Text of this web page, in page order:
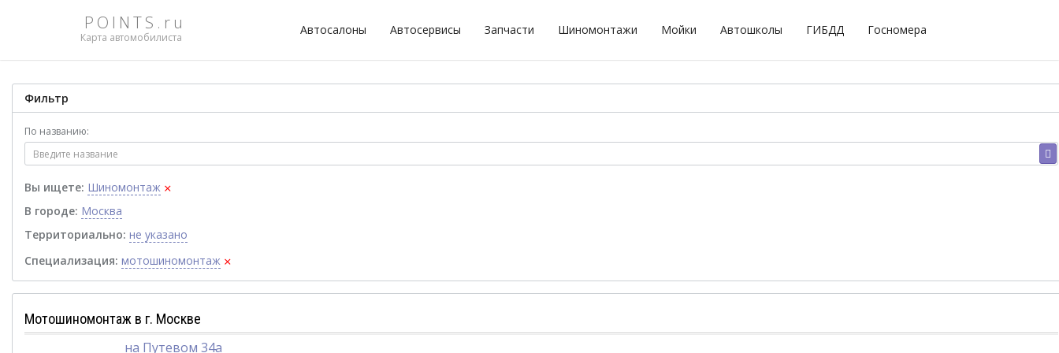
POINTS.ru
Карта автомобилиста
Автосалоны Автосервисы Запчасти Шиномонтажи Мойки Автошколы ГИБДД Госномера
Фильтр
По названию:
Вы ищете: Шиномонтаж ×
В городе: Москва
Территориально: не указано
Специализация: мотошиномонтаж ×
Мотошиномонтаж в г. Москве
на Путевом 34а